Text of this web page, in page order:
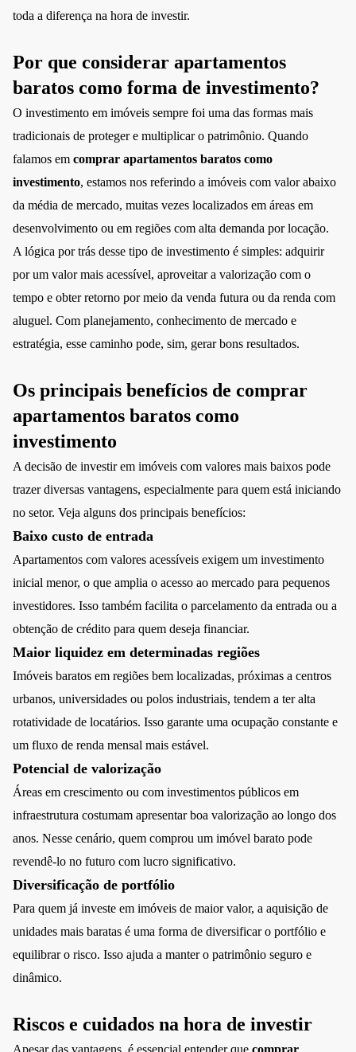
toda a diferença na hora de investir.
Por que considerar apartamentos
baratos como forma de investimento?
O investimento em imóveis sempre foi uma das formas mais
tradicionais de proteger e multiplicar o patrimônio. Quando
falamos em comprar apartamentos baratos como
investimento, estamos nos referindo a imóveis com valor abaixo
da média de mercado, muitas vezes localizados em áreas em
desenvolvimento ou em regiões com alta demanda por locação.
A lógica por trás desse tipo de investimento é simples: adquirir
por um valor mais acessível, aproveitar a valorização com o
tempo e obter retorno por meio da venda futura ou da renda com
aluguel. Com planejamento, conhecimento de mercado e
estratégia, esse caminho pode, sim, gerar bons resultados.
Os principais benefícios de comprar
apartamentos baratos como
investimento
A decisão de investir em imóveis com valores mais baixos pode
trazer diversas vantagens, especialmente para quem está iniciando
no setor. Veja alguns dos principais benefícios:
Baixo custo de entrada
Apartamentos com valores acessíveis exigem um investimento
inicial menor, o que amplia o acesso ao mercado para pequenos
investidores. Isso também facilita o parcelamento da entrada ou a
obtenção de crédito para quem deseja financiar.
Maior liquidez em determinadas regiões
Imóveis baratos em regiões bem localizadas, próximas a centros
urbanos, universidades ou polos industriais, tendem a ter alta
rotatividade de locatários. Isso garante uma ocupação constante e
um fluxo de renda mensal mais estável.
Potencial de valorização
Áreas em crescimento ou com investimentos públicos em
infraestrutura costumam apresentar boa valorização ao longo dos
anos. Nesse cenário, quem comprou um imóvel barato pode
revendê-lo no futuro com lucro significativo.
Diversificação de portfólio
Para quem já investe em imóveis de maior valor, a aquisição de
unidades mais baratas é uma forma de diversificar o portfólio e
equilibrar o risco. Isso ajuda a manter o patrimônio seguro e
dinâmico.
Riscos e cuidados na hora de investir
Apesar das vantagens, é essencial entender que comprar